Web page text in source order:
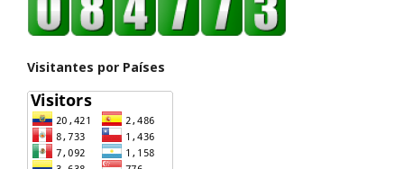
Visitantes por Países